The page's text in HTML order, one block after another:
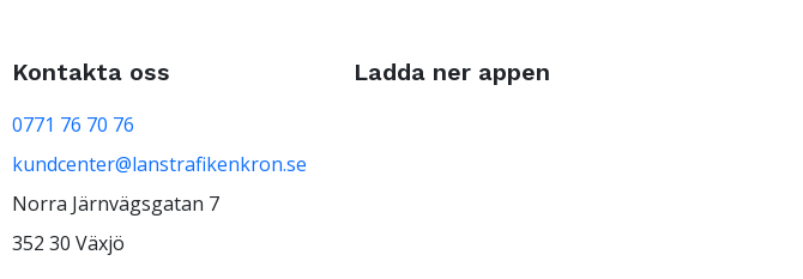
Kontakta oss
0771 76 70 76
kundcenter@lanstrafikenkron.se
Norra Järnvägsgatan 7
352 30 Växjö
Ladda ner appen